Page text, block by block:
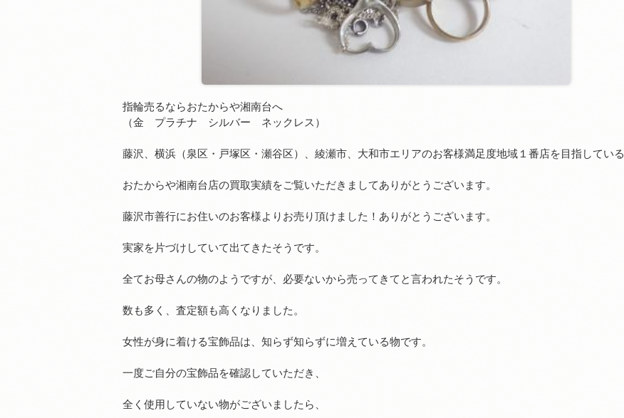
指輪売るならおたからや湘南台へ
（金 プラチナ シルバー ネックレス）
藤沢、横浜（泉区・戸塚区・瀬谷区）、綾瀬市、大和市エリアのお客様満足度地域１番店を目指している
おたからや湘南台店の買取実績をご覧いただきましてありがとうございます。
藤沢市善行にお住いのお客様よりお売り頂けました！ありがとうございます。
実家を片づけしていて出てきたそうです。
全てお母さんの物のようですが、必要ないから売ってきてと言われたそうです。
数も多く、査定額も高くなりました。
女性が身に着ける宝飾品は、知らず知らずに増えている物です。
一度ご自分の宝飾品を確認していただき、
全く使用していない物がございましたら、